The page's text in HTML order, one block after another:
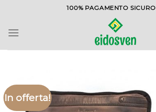
contenuti
100% PAGAMENTO SICURO
In offerta!